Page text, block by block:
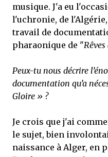
musique. J'a eu
l'uchronie, de
travail de
pharaonique de "
Peux-tu nous décrire
documentation qu’a
Gloire » ?
Je crois que j'ai
le sujet, bien
naissance à Alger, en